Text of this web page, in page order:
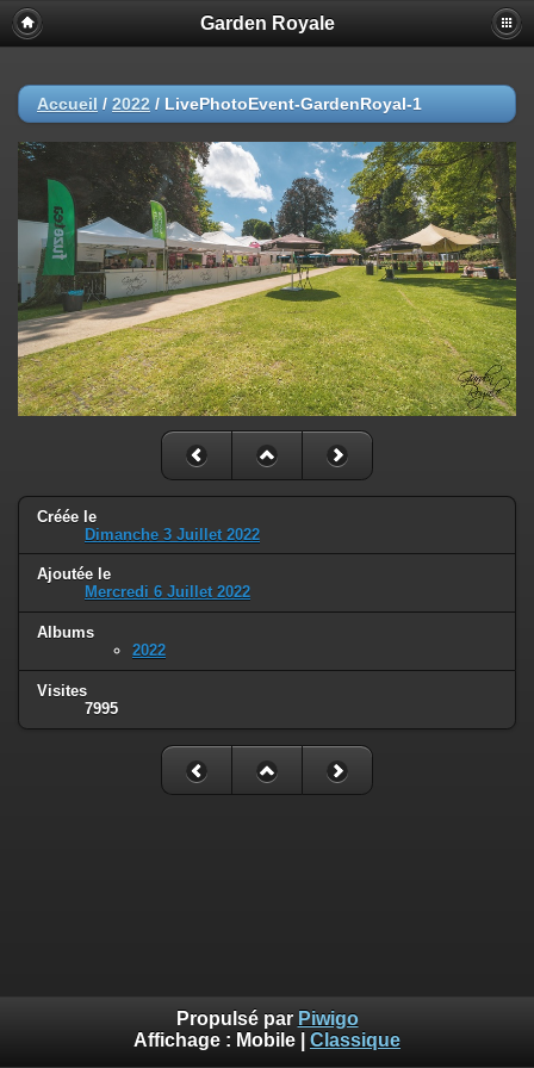
Garden Royale
Accueil / 2022 / LivePhotoEvent-GardenRoyal-1
Créée le
Dimanche 3 Juillet 2022
Ajoutée le
Mercredi 6 Juillet 2022
Albums
2022
Visites
7995
Propulsé par Piwigo
Affichage : Mobile Classique